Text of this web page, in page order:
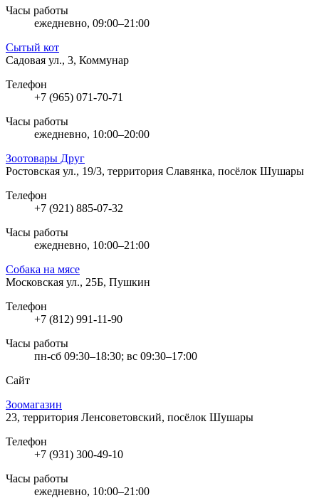
Часы работы
ежедневно, 09:00–21:00
Сытый кот
Садовая ул., 3, Коммунар
Телефон
+7 (965) 071-70-71
Часы работы
ежедневно, 10:00–20:00
Зоотовары Друг
Ростовская ул., 19/3, территория Славянка, посёлок Шушары
Телефон
+7 (921) 885-07-32
Часы работы
ежедневно, 10:00–21:00
Собака на мясе
Московская ул., 25Б, Пушкин
Телефон
+7 (812) 991-11-90
Часы работы
пн-сб 09:30–18:30; вс 09:30–17:00
Сайт
Зоомагазин
23, территория Ленсоветовский, посёлок Шушары
Телефон
+7 (931) 300-49-10
Часы работы
ежедневно, 10:00–21:00